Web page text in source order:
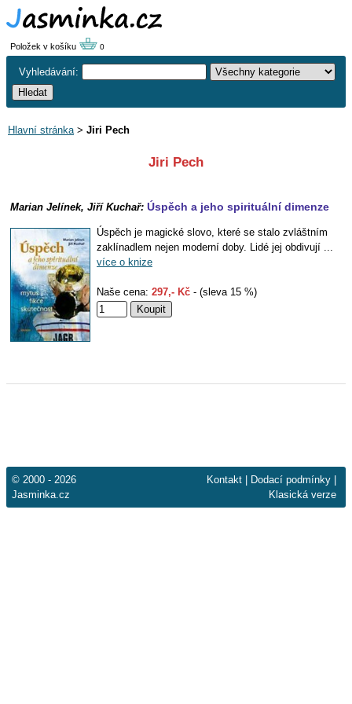
Položek v košíku 0
Vyhledávání:
Hlavní stránka> Jiri Pech
Jiri Pech
Marian Jelínek, Jiří Kuchař: Úspěch a jeho spirituální dimenze
Úspěch je magické slovo, které se stalo zvláštním
zaklínadlem nejen moderní doby. Lidé jej obdivují ...
více o knize
Naše cena: 297,- Kč - (sleva 15 %)
© 2000 - 2026
Jasminka.cz
Kontakt Dodací podmínky